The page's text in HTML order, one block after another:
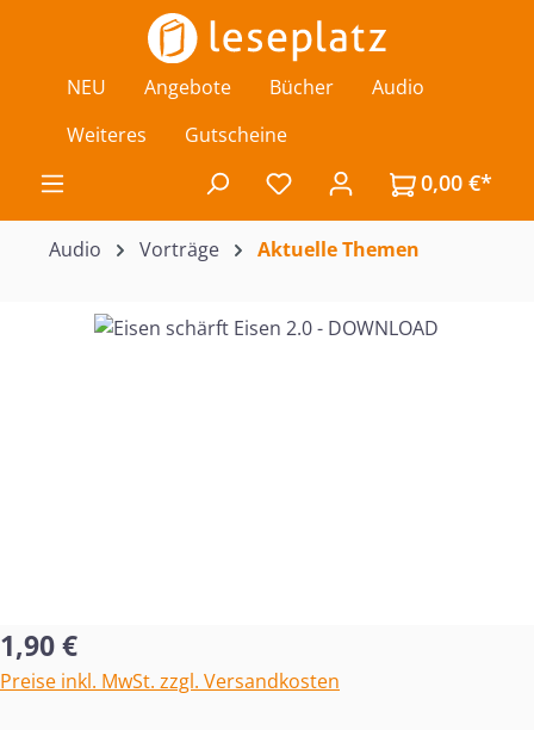
Zum Hauptinhalt springen
NEU Angebote Bücher
Audio
Weiteres
Gutscheine
Du hast 0 Produkte auf
0,00 €*
Audio Vorträge Aktuelle Themen
Bildergalerie überspringen
Regulärer Preis:
1,90 €
Preise inkl. MwSt. zzgl. Versandkosten